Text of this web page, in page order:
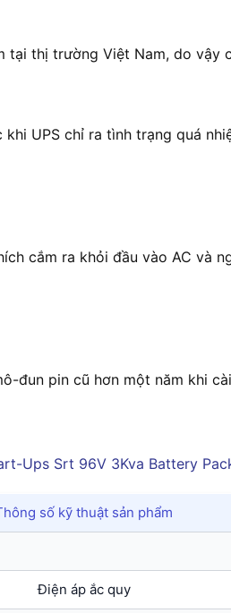
tại thị trường Việt Nam, do
UPS chỉ ra tình trạng quá
cắm ra khỏi đầu vào AC và
đun pin cũ hơn một năm khi
số kỹ thuật sản phẩm
Điện áp ắc quy